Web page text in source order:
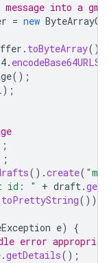
into a
= new
. toByteArray();
.
();
);
().create( "me"
id: " + draft.
toPrettyString());
e)
{
error
.getDetails();